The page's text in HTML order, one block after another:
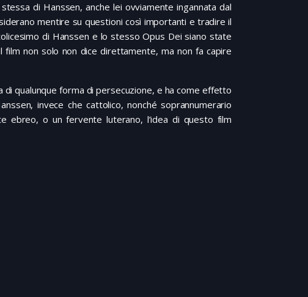
di Hanssen, anche lei ovviamente ingannata dal
mentire su questioni così importanti e tradire il
di Hanssen e lo stesso Opus Dei siano state
non solo non dice direttamente, ma non fa capire
di qualunque forma di persecuzione, e ha come effetto
invece che cattolico, nonché soprannumerario
ebreo, o un fervente luterano, l’idea di questo film